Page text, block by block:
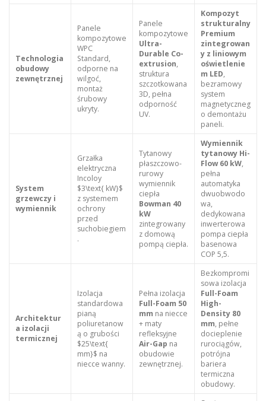
Technologia
obudowy
zewnętrznej
Panele
kompozytowe
WPC
Standard,
odporne na
wilgoć,
montaż
śrubowy
ukryty.
Panele
kompozytowe
Ultra-
Durable Co-
extrusion,
struktura
szczotkowana
3D, pełna
odporność
UV.
Kompozyt
strukturalny
Premium
zintegrowan
y z liniowym
oświetlenie
m LED,
bezramowy
system
magnetyczneg
o demontażu
paneli.
System
grzewczy i
wymiennik
Grzałka
elektryczna
Incoloy
$3\text{ kW}$
z systemem
ochrony
przed
suchobiegiem
.
Tytanowy
płaszczowo-
rurowy
wymiennik
ciepła
Bowman 40
kW
zintegrowany
z domową
pompą ciepła.
Wymiennik
tytanowy Hi-
Flow 60 kW,
pełna
automatyka
dwuobwodo
wa,
dedykowana
inwerterowa
pompa ciepła
basenowa
COP 5,5.
Architektur
a izolacji
termicznej
Izolacja
standardowa
pianą
poliuretanow
ą o grubości
$25\text{
mm}$ na
niecce wanny.
Pełna izolacja
Full-Foam 50
mm na niecce
+ maty
refleksyjne
Air-Gap na
obudowie
zewnętrznej.
Bezkompromi
sowa izolacja
Full-Foam
High-
Density 80
mm, pełne
docieplenie
rurociągów,
potrójna
bariera
termiczna
obudowy.